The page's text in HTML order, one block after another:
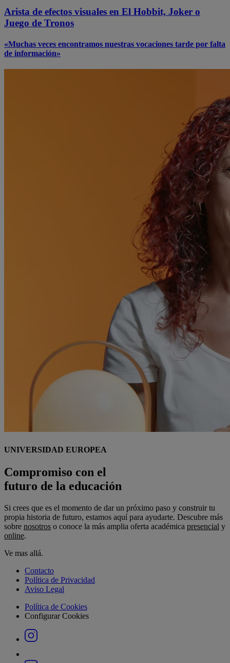
Arista de efectos visuales en El Hobbit, Joker o
Juego de Tronos
«Muchas veces encontramos nuestras vocaciones tarde por falta
de información»
UNIVERSIDAD EUROPEA
Compromiso con el
futuro de la educación
Si crees que es el momento de dar un próximo paso y construir tu
propia historia de futuro, estamos aquí para ayudarte. Descubre más
sobre nosotros o conoce la más amplia oferta académica presencial y
online.
Ve mas allá.
Contacto
Política de Privacidad
Aviso Legal
Política de Cookies
Configurar Cookies